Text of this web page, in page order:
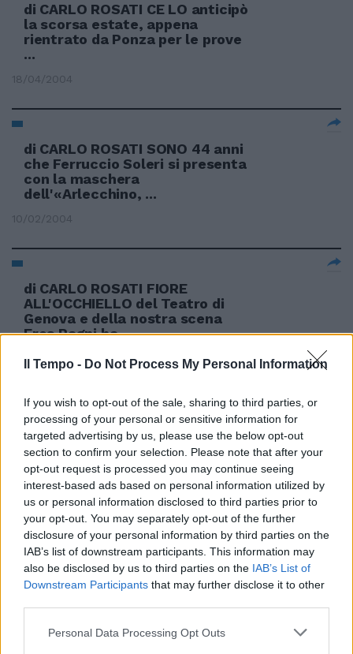
Il Tempo - Do Not Process My Personal Information
If you wish to opt-out of the sale, sharing to third parties, or
processing of your personal or sensitive information for
targeted advertising by us, please use the below opt-out
section to confirm your selection. Please note that after your
opt-out request is processed you may continue seeing
interest-based ads based on personal information utilized by
us or personal information disclosed to third parties prior to
your opt-out. You may separately opt-out of the further
disclosure of your personal information by third parties on the
IAB’s list of downstream participants. This information may
also be disclosed by us to third parties on the IAB’s List of
Downstream Participants that may further disclose it to other
Personal Data Processing Opt Outs
di CARLO ROSATI CE LO anticipò
la scorsa estate, appena
rientrato da Ponza per le prove
...
18/04/2004
di CARLO ROSATI SONO 44 anni
che Ferruccio Soleri si presenta
con la maschera
dell'«Arlecchino, ...
10/02/2004
di CARLO ROSATI FIORE
ALL'OCCHIELLO del Teatro di
Genova e della nostra scena
Eros Pagni ha ...
04/02/2004
di CARLO ROSATI STORIA di una
«Disfatta» in scena da questa
sera al Teatro Vittorio Emanuele
di Messina.
09/12/2003
di CARLO ROSATI DUE anni fa
propose al Metastasio di Prato